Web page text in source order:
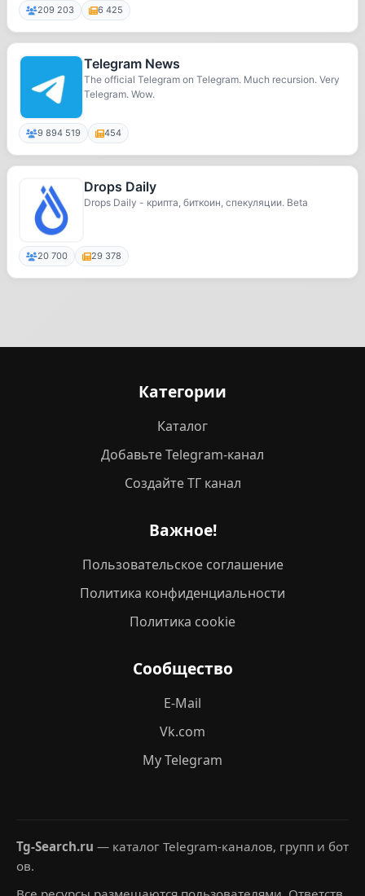
209 203 6 425
Telegram News
The official Telegram on Telegram. Much recursion. Very
Telegram. Wow.
9 894 519 454
Drops Daily
Drops Daily - крипта, биткоин, спекуляции. Beta
20 700 29 378
Категории
Каталог
Добавьте Telegram-канал
Создайте ТГ канал
Важное!
Пользовательское соглашение
Политика конфиденциальности
Политика cookie
Сообщество
E-Mail
Vk.com
My Telegram
Tg-Search.ru — каталог Telegram-каналов, групп и бот
ов.